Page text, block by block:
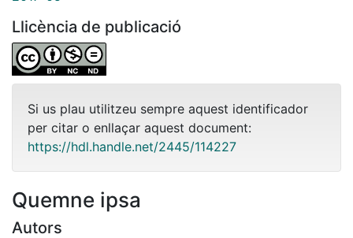
Llicència de publicació
Si us plau utilitzeu sempre aquest identificador
per citar o enllaçar aquest document:
https://hdl.handle.net/2445/114227
Quemne ipsa
Autors